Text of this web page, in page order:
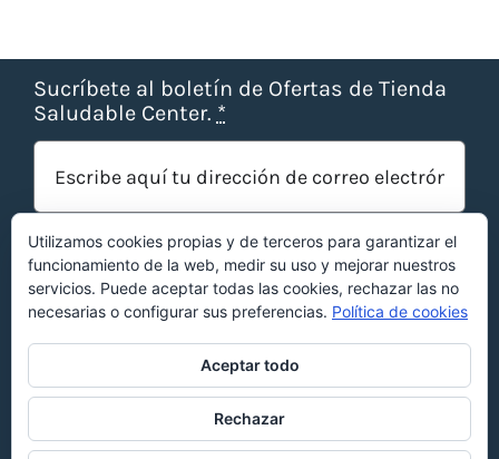
Sucríbete al boletín de Ofertas de Tienda
Saludable Center. *
¡OBTENER OFERTAS!
©Copyright 2022 | Web optimizada por KERS
Utilizamos cookies propias y de terceros para garantizar el
funcionamiento de la web, medir su uso y mejorar nuestros
servicios. Puede aceptar todas las cookies, rechazar las no
necesarias o configurar sus preferencias. Política de cookies
Aceptar todo
Rechazar